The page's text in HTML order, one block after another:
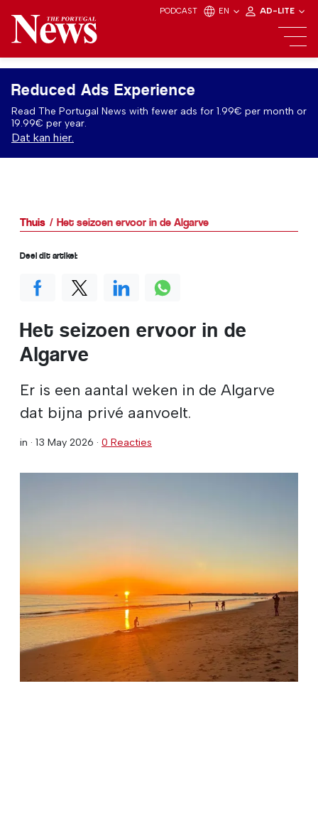
PODCAST EN AD-LITE
Reduced Ads Experience
Read The Portugal News with fewer ads for 1.99€ per month or
19.99€ per year.
Dat kan hier.
Thuis Het seizoen ervoor in de Algarve
Het seizoen ervoor in de
Algarve
Er is een aantal weken in de Algarve
dat bijna privé aanvoelt.
in · 13 May 2026 · 0 Reacties
Deel dit artikel: